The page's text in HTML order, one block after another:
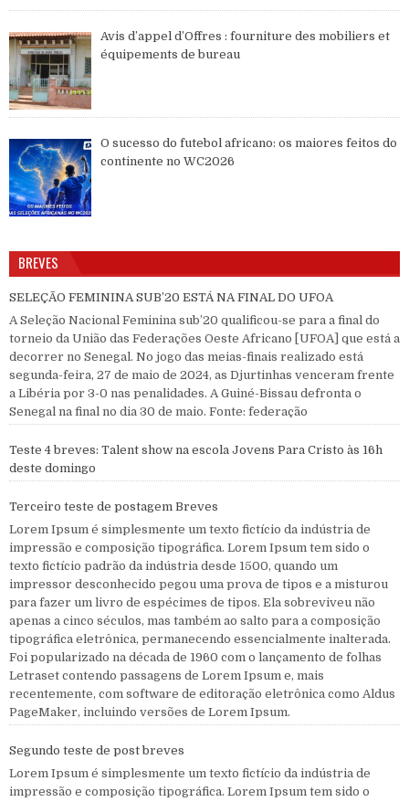
Avis d’appel d’Offres : fourniture des mobiliers et
équipements de bureau
O sucesso do futebol africano: os maiores feitos do
continente no WC2026
BREVES
SELEÇÃO FEMININA SUB’20 ESTÁ NA FINAL DO UFOA
A Seleção Nacional Feminina sub’20 qualificou-se para a final do
torneio da União das Federações Oeste Africano [UFOA] que está a
decorrer no Senegal. No jogo das meias-finais realizado está
segunda-feira, 27 de maio de 2024, as Djurtinhas venceram frente
a Libéria por 3-0 nas penalidades. A Guiné-Bissau defronta o
Senegal na final no dia 30 de maio. Fonte: federação
Teste 4 breves: Talent show na escola Jovens Para Cristo às 16h
deste domingo
Terceiro teste de postagem Breves
Lorem Ipsum é simplesmente um texto fictício da indústria de
impressão e composição tipográfica. Lorem Ipsum tem sido o
texto fictício padrão da indústria desde 1500, quando um
impressor desconhecido pegou uma prova de tipos e a misturou
para fazer um livro de espécimes de tipos. Ela sobreviveu não
apenas a cinco séculos, mas também ao salto para a composição
tipográfica eletrônica, permanecendo essencialmente inalterada.
Foi popularizado na década de 1960 com o lançamento de folhas
Letraset contendo passagens de Lorem Ipsum e, mais
recentemente, com software de editoração eletrônica como Aldus
PageMaker, incluindo versões de Lorem Ipsum.
Segundo teste de post breves
Lorem Ipsum é simplesmente um texto fictício da indústria de
impressão e composição tipográfica. Lorem Ipsum tem sido o